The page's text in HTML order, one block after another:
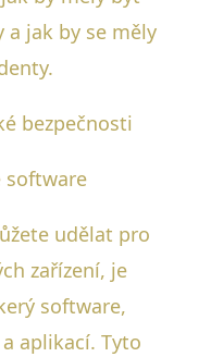
a jak by se měly
bezpečnosti
software
udělat pro
zařízení, je
software,
aplikací. Tyto